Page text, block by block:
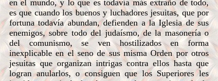
en el mundo, y lo que es todavía más extraño de todo,
es que cuando los buenos y luchadores jesuitas, que por
fortuna todavía abundan, defienden a la Iglesia de sus
enemigos, sobre todo del judaísmo, de la masonería o
del comunismo, se ven hostilizados en forma
inexplicable en el seno de sus misma Orden por otros
jesuitas que organizan intrigas contra ellos hasta que
logran anularlos, o consiguen que los Superiores les